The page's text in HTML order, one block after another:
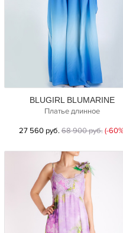
BLUGIRL BLUMARINE
Платье длинное
27 560 руб.68 900 руб. (-